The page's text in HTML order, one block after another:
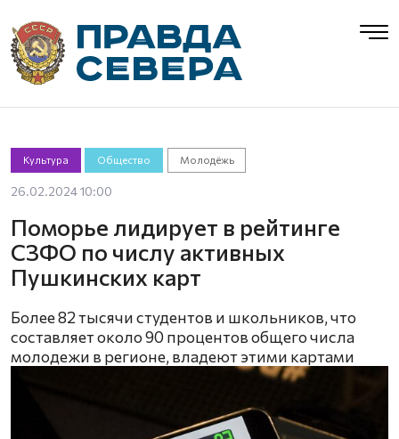
Культура Общество Молодёжь
26.02.2024 10:00
Поморье лидирует в рейтинге
СЗФО по числу активных
Пушкинских карт
Более 82 тысячи студентов и школьников, что
составляет около 90 процентов общего числа
молодежи в регионе, владеют этими картами